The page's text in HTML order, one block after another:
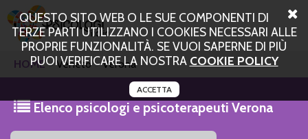
QUESTO SITO WEB O LE SUE COMPONENTI DI
TERZE PARTI UTILIZZANO I COOKIES NECESSARI ALLE
PROPRIE FUNZIONALITÀ. SE VUOI SAPERNE DI PIÙ
PUOI VERIFICARE LA NOSTRA COOKIE POLICY
ACCETTA
HOME Veneto Verona
Elenco psicologi e psicoterapeuti Verona